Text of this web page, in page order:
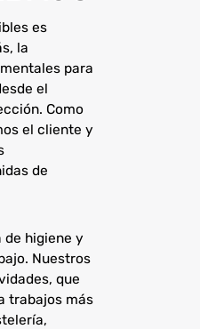
es
la
para
el
Como
el cliente y
de
higiene y
Nuestros
que
trabajos más